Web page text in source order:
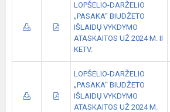
LOPŠELIO-DARŽELIO
„PASAKA“ BIUDŽETO
IŠLAIDŲ VYKDYMO
ATASKAITOS UŽ 2024 M. II
KETV.
LOPŠELIO-DARŽELIO
„PASAKA“ BIUDŽETO
IŠLAIDŲ VYKDYMO
ATASKAITOS UŽ 2024 M.